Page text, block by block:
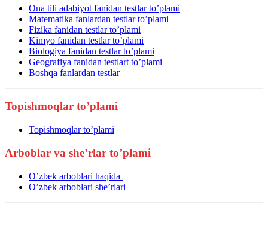
Ona tili adabiyot fanidan testlar to’plami
Matematika fanlardan testlar to’plami
Fizika fanidan testlar to’plami
Kimyo fanidan testlar to’plami
Biologiya fanidan testlar to’plami
Geografiya fanidan testlart to’plami
Boshqa fanlardan testlar
Topishmoqlar to’plami
Topishmoqlar to’plami
Arboblar va she’rlar to’plami
O’zbek arboblari haqida
O’zbek arboblari she’rlari